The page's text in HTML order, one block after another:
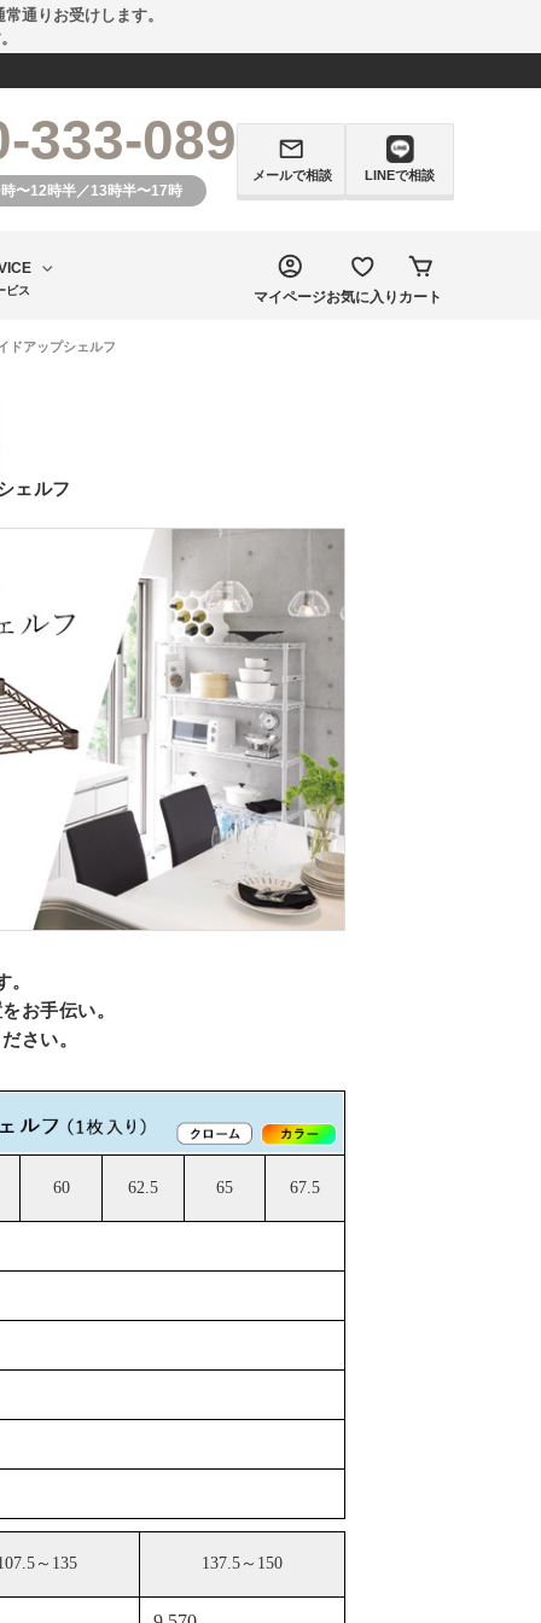
通りお受けします。
333-089
〜12時半／13時半〜17時
メールで相談 LINEで相談
ビス マイページお気に入り カート
ドアップシェルフ
ェルフ
お手伝い。
さい。